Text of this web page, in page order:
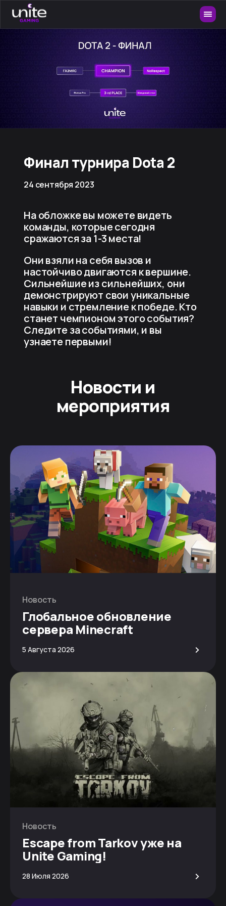
Финал турнира Dota 2
24 сентября 2023
На обложке вы можете видеть
команды, которые сегодня
сражаются за 1-3 места!
Они взяли на себя вызов и
настойчиво двигаются к вершине.
Сильнейшие из сильнейших, они
демонстрируют свои уникальные
навыки и стремление к победе. Кто
станет чемпионом этого события?
Следите за событиями, и вы
узнаете первыми!
Новости и
мероприятия
Новость
Глобальное обновление
сервера Minecraft
5 Августа 2026 >
Новость
Escape from Tarkov уже на
Unite Gaming!
28 Июля 2026 >